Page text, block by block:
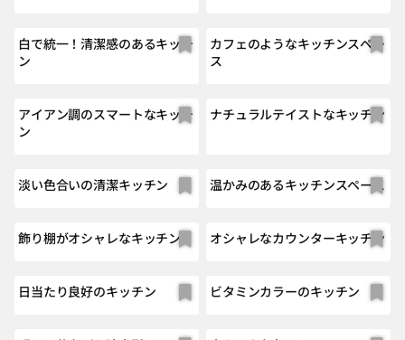
白で統一！清潔感のあるキッチ
ン
カフェのようなキッチンスペー
ス
アイアン調のスマートなキッチ
ン
ナチュラルテイストなキッチン
淡い色合いの清潔キッチン 温かみのあるキッチンスペース
飾り棚がオシャレなキッチン オシャレなカウンターキッチン
日当たり良好のキッチン ビタミンカラーのキッチン